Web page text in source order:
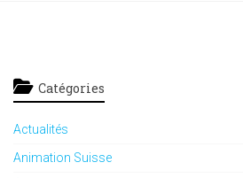
Catégories
Actualités
Animation Suisse